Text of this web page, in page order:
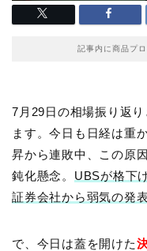
記事内に商品プ
7月29日の相場振り返
ます。今日も日経は重
昇から連敗中、この原
鈍化懸念。 UBSが格下
証券会社から弱気の発
で、今日は蓋を開けた